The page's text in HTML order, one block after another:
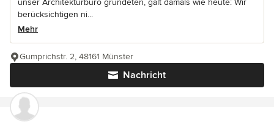
unser Architekturbüro gründeten, galt damals wie heute: Wir
berücksichtigen ni...
Mehr
Nachricht
Gumprichstr. 2, 48161 Münster